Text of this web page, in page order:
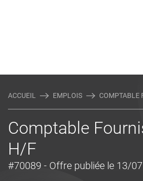
ACCUEIL EMPLOIS COMPTABLE
Comptable
H/F
#70089 - Offre publiée le 13/07